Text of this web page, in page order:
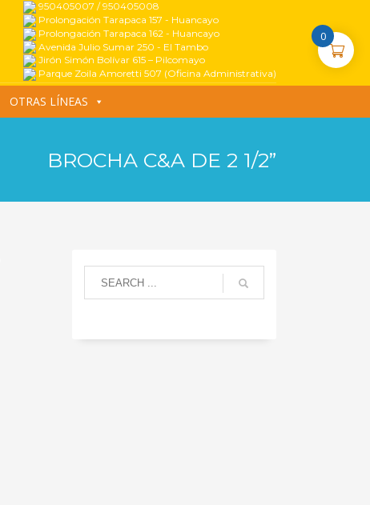
950405007 / 950405008
Prolongación Tarapaca 157 - Huancayo
Prolongación Tarapaca 162 - Huancayo
Avenida Julio Sumar 250 - El Tambo
Jirón Simón Bolívar 615 – Pilcomayo
Parque Zoila Amoretti 507 (Oficina Administrativa)
OTRAS LÍNEAS
BROCHA C&A DE 2 1/2”
0